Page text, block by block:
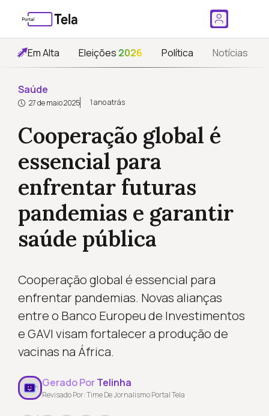
Em Alta Eleições 2026 Política Notícias
Saúde
27 de maio 2025 1 ano atrás
Cooperação global é
essencial para
enfrentar futuras
pandemias e garantir
saúde pública
Cooperação global é essencial para
enfrentar pandemias. Novas alianças
entre o Banco Europeu de Investimentos
e GAVI visam fortalecer a produção de
vacinas na África.
Gerado PorTelinha
Revisado Por: Time De Jornalismo Portal Tela